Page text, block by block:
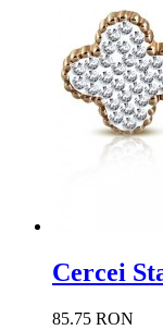
Cercei
85.75 RON